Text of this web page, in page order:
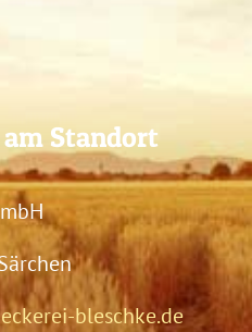
Standort
bleschke.de